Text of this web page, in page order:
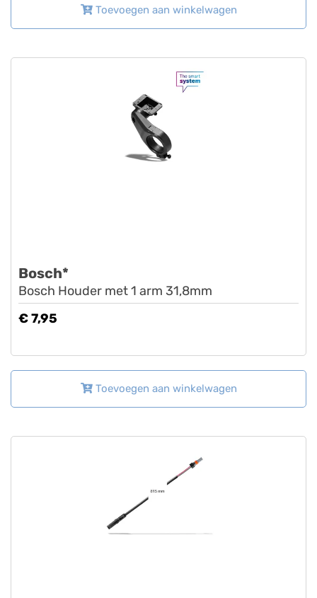
Toevoegen aan winkelwagen
Bosch*
Bosch Houder met 1 arm 31,8mm
€ 7,95
Toevoegen aan winkelwagen